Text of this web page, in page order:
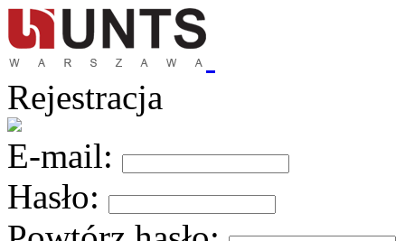
Rejestracja
E-mail:
Hasło: